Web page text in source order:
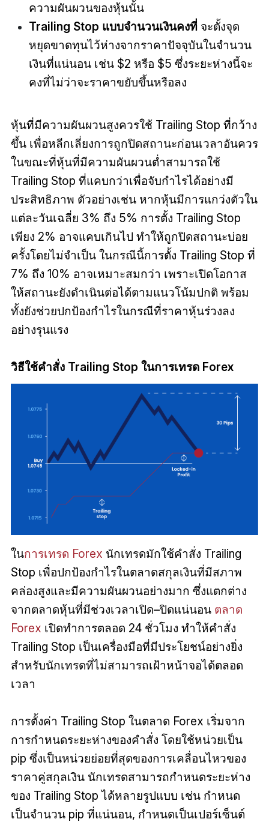
ความผันผวนของหุ้นนั้น
Trailing Stop แบบจำนวนเงินคงที่จะตั้งจุด
หยุดขาดทุนไว้ห่างจากราคาปัจจุบันในจำนวน
เงินที่แน่นอน เช่น $2 หรือ $5 ซึ่งระยะห่างนี้จะ
คงที่ไม่ว่าจะราคาขยับขึ้นหรือลง
หุ้นที่มีความผันผวนสูงควรใช้ Trailing Stop ที่กว้าง
ขึ้น เพื่อหลีกเลี่ยงการถูกปิดสถานะก่อนเวลาอันควร
ในขณะที่หุ้นที่มีความผันผวนต่ำสามารถใช้
Trailing Stop ที่แคบกว่าเพื่อจับกำไรได้อย่างมี
ประสิทธิภาพ ตัวอย่างเช่น หากหุ้นมีการแกว่งตัวใน
แต่ละวันเฉลี่ย 3% ถึง 5% การตั้ง Trailing Stop
เพียง 2% อาจแคบเกินไป ทำให้ถูกปิดสถานะบ่อย
ครั้งโดยไม่จำเป็น ในกรณีนี้การตั้ง Trailing Stop ที่
7% ถึง 10% อาจเหมาะสมกว่า เพราะเปิดโอกาส
ให้สถานะยังดำเนินต่อได้ตามแนวโน้มปกติ พร้อม
ทั้งยังช่วยปกป้องกำไรในกรณีที่ราคาหุ้นร่วงลง
อย่างรุนแรง
วิธีใช้คำสั่ง Trailing Stop ในการเทรด Forex
ในการเทรด Forex นักเทรดมักใช้คำสั่ง Trailing
Stop เพื่อปกป้องกำไรในตลาดสกุลเงินที่มีสภาพ
คล่องสูงและมีความผันผวนอย่างมาก ซึ่งแตกต่าง
จากตลาดหุ้นที่มีช่วงเวลาเปิด–ปิดแน่นอน ตลาด
Forex เปิดทำการตลอด 24 ชั่วโมง ทำให้คำสั่ง
Trailing Stop เป็นเครื่องมือที่มีประโยชน์อย่างยิ่ง
สำหรับนักเทรดที่ไม่สามารถเฝ้าหน้าจอได้ตลอด
เวลา
การตั้งค่า Trailing Stop ในตลาด Forex เริ่มจาก
การกำหนดระยะห่างของคำสั่ง โดยใช้หน่วยเป็น
pip ซึ่งเป็นหน่วยย่อยที่สุดของการเคลื่อนไหวของ
ราคาคู่สกุลเงิน นักเทรดสามารถกำหนดระยะห่าง
ของ Trailing Stop ได้หลายรูปแบบ เช่น กำหนด
เป็นจำนวน pip ที่แน่นอน, กำหนดเป็นเปอร์เซ็นต์